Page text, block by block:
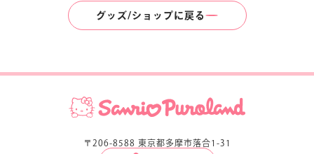
グッズ/ショップに戻る
〒206-8588 東京都多摩市落合1-31